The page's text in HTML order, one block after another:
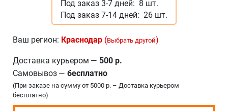
Под заказ 3-7 дней: 8 шт.
Под заказ 7-14 дней: 26 шт.
Ваш регион: Краснодар (Выбрать другой)
Доставка курьером — 500 р.
Самовывоз — бесплатно
(При заказе на сумму от 5000 р. – Доставка курьером
бесплатно)